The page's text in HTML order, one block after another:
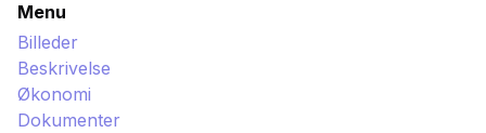
Menu
Billeder
Beskrivelse
Økonomi
Dokumenter